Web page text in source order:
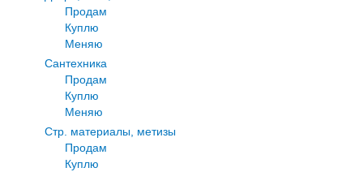
Продам
Куплю
Меняю
Сантехника
Продам
Куплю
Меняю
Стр. материалы, метизы
Продам
Куплю